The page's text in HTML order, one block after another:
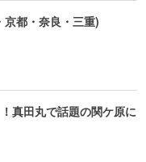
都・奈良・三重)
真田丸で話題の関ケ原に